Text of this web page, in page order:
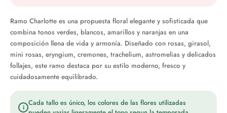
Ramo Charlotte es una propuesta floral elegante y sofisticada que
combina tonos verdes, blancos, amarillos y naranjas en una
composición llena de vida y armonía. Diseñado con rosas, girasol,
mini rosas, eryngium, cremones, trachelium, astromelias y delicados
follajes, este ramo destaca por su estilo moderno, fresco y
cuidadosamente equilibrado.
i Cada tallo es único, los colores de las flores utilizadas